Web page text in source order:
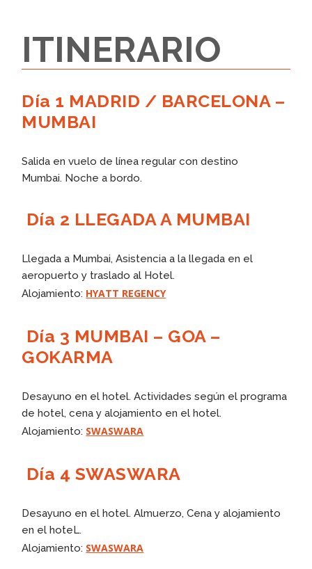
ITINERARIO
Día 1 MADRID / BARCELONA –
MUMBAI
Salida en vuelo de línea regular con destino
Mumbai. Noche a bordo.
Día 2 LLEGADA A MUMBAI
Llegada a Mumbai, Asistencia a la llegada en el
aeropuerto y traslado al Hotel.
Alojamiento: HYATT REGENCY
Día 3 MUMBAI – GOA –
GOKARMA
Desayuno en el hotel. Actividades según el programa
de hotel, cena y alojamiento en el hotel.
Alojamiento: SWASWARA
Día 4 SWASWARA
Desayuno en el hotel. Almuerzo, Cena y alojamiento
en el hoteL.
Alojamiento: SWASWARA